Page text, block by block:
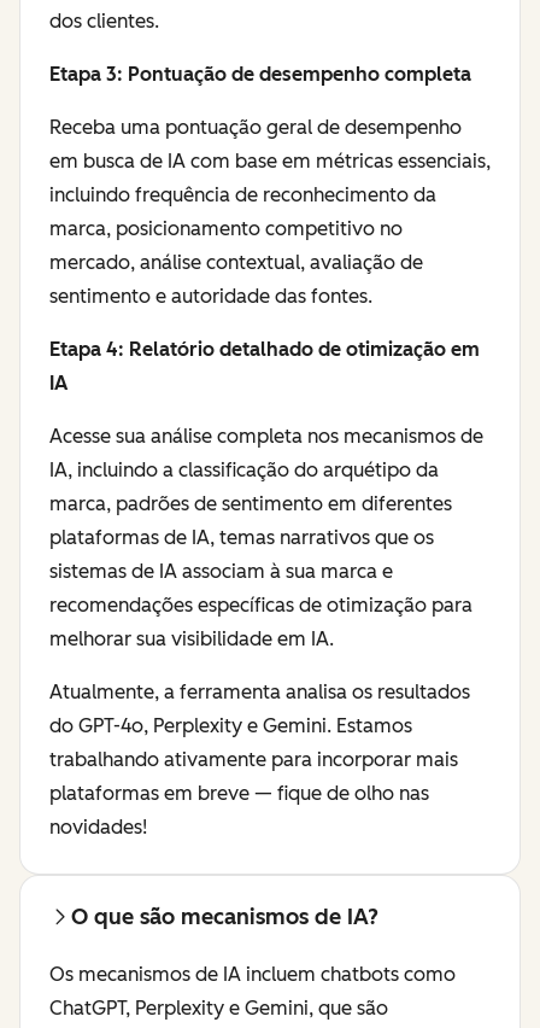
dos clientes.
Etapa 3: Pontuação de desempenho completa
Receba uma pontuação geral de desempenho
em busca de IA com base em métricas essenciais,
incluindo frequência de reconhecimento da
marca, posicionamento competitivo no
mercado, análise contextual, avaliação de
sentimento e autoridade das fontes.
Etapa 4: Relatório detalhado de otimização em
IA
Acesse sua análise completa nos mecanismos de
IA, incluindo a classificação do arquétipo da
marca, padrões de sentimento em diferentes
plataformas de IA, temas narrativos que os
sistemas de IA associam à sua marca e
recomendações específicas de otimização para
melhorar sua visibilidade em IA.
Atualmente, a ferramenta analisa os resultados
do GPT-4o, Perplexity e Gemini. Estamos
trabalhando ativamente para incorporar mais
plataformas em breve — fique de olho nas
novidades!
O que são mecanismos de IA?
Os mecanismos de IA incluem chatbots como
ChatGPT, Perplexity e Gemini, que são